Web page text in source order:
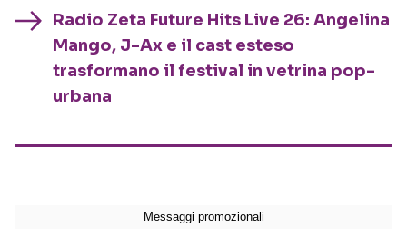
Radio Zeta Future Hits Live 26: Angelina
Mango, J-Ax e il cast esteso
trasformano il festival in vetrina pop-
urbana